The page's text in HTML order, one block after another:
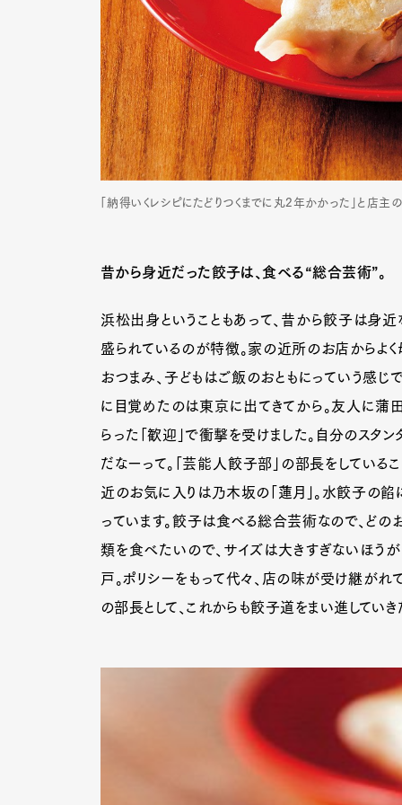
「納得いくレシピにたどりつくまでに丸2年かかった」と店
昔から身近だった餃子は、食べる“総合芸術”。
浜松出身ということもあって、昔から餃子は身
盛られているのが特徴。家の近所のお店からよ
おつまみ、子どもはご飯のおともにっていう感
に目覚めたのは東京に出てきてから。友人に蒲
らった「歓迎」で衝撃を受けました。自分のスタ
だなーって。「芸能人餃子部」の部長をしている
近のお気に入りは乃木坂の「蓮月」。水餃子の
っています。餃子は食べる総合芸術なので、どの
類を食べたいので、サイズは大きすぎないほう
戸。ポリシーをもって代々、店の味が受け継が
の部長として、これからも餃子道をまい進してい